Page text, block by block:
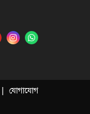
যোগাযোগ